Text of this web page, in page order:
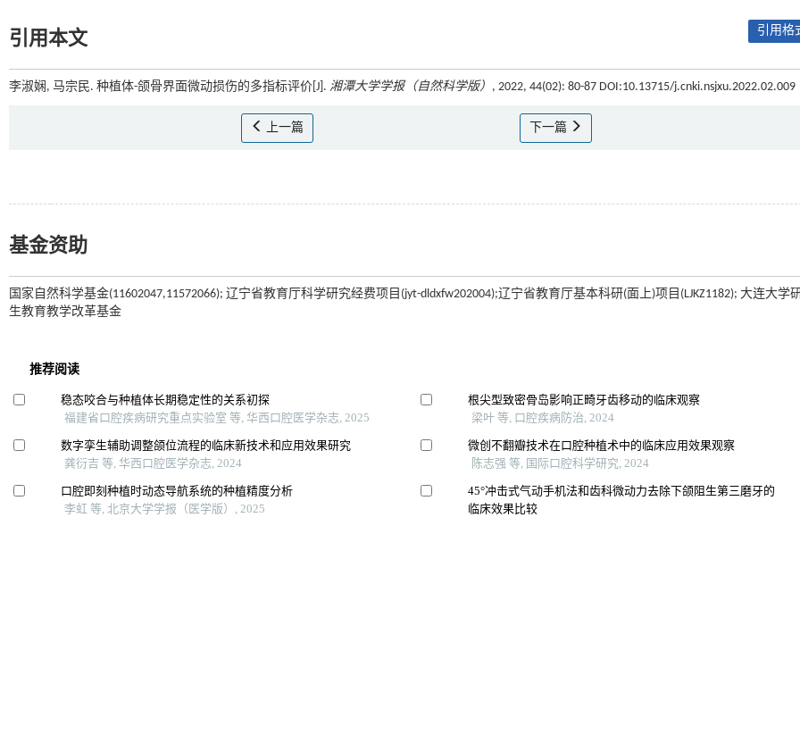
引用本文 引用格
李淑娴, 马宗民. 种植体-颌骨界面微动损伤的多指标评价[J]. 湘潭大学学报（自然科学版） , 2022, 44(02): 80-87 DOI:10.13715/j.cnki.nsjxu.2022.02.009
上一篇 下一篇
基金资助
国家自然科学基金(11602047,11572066); 辽宁省教育厅科学研究经费项目(jyt-dldxfw202004);辽宁省教育厅基本科研(面上)项目(LJKZ1182); 大连大学
生教育教学改革基金